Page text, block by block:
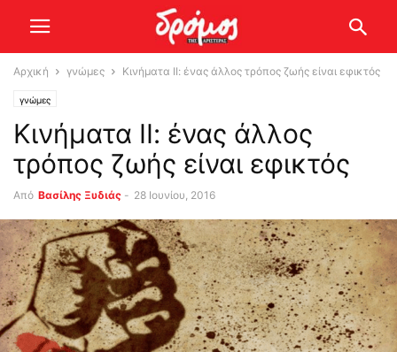
Αρχική γνώμες Κινήματα ΙΙ: ένας άλλος τρόπος ζωής είναι εφικτός
γνώμες
Κινήματα ΙΙ: ένας άλλος
τρόπος ζωής είναι εφικτός
Από Βασίλης Ξυδιάς - 28 Ιουνίου, 2016